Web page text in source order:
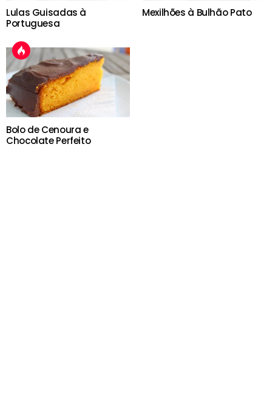
Lulas Guisadas à
Portuguesa
Mexilhões à Bulhão Pato
Bolo de Cenoura e
Chocolate Perfeito